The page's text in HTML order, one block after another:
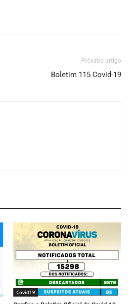
Próximo artigo
Boletim 115 Covid-19
Covid19